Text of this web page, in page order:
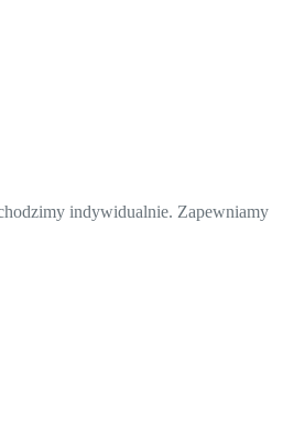
indywidualnie. Zapewniamy